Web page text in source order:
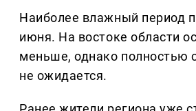
Наиболее влажный период
июня. На востоке области
меньше, однако полностью
не ожидается.